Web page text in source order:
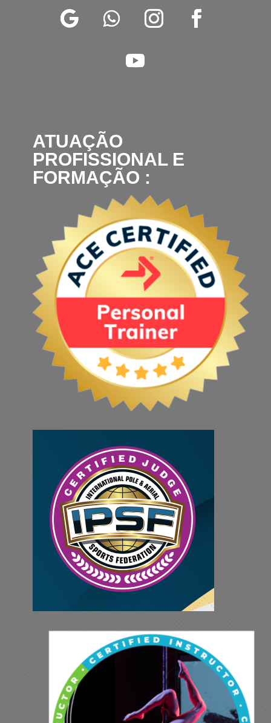
ATUAÇÃO
PROFISSIONAL E
FORMAÇÃO :